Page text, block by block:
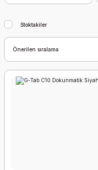
Stoktakiler